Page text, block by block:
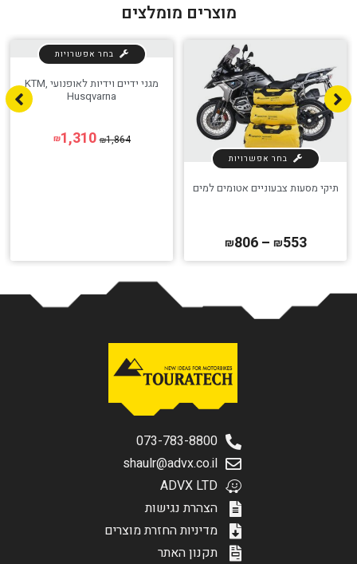
מוצרים מומלצים
תיקי מסעות צבעוניים אטומים למים
₪553
–
₪806
בחר אפשרויות
מגני ידיים וידיות לאופנועי KTM,
Husqvarna
₪1,864
₪1,310
בחר אפשרויות
073-783-8800
shaulr@advx.co.il
ADVX LTD
הצהרת נגישות
מדיניות החזרת מוצרים
תקנון האתר
הגדר סוג האופנוע שלך